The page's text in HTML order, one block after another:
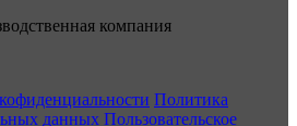
компания
Политика
данных Пользовательское